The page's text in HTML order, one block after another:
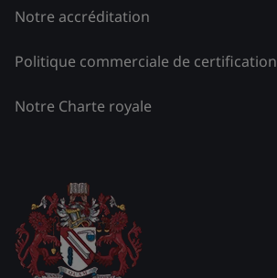
Notre accréditation
Politique commerciale de certification
Notre Charte royale